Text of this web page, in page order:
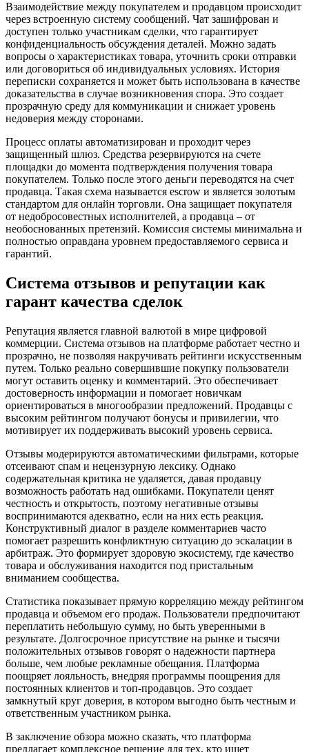
Взаимодействие между покупателем и продавцом происходит
через встроенную систему сообщений. Чат зашифрован и
доступен только участникам сделки, что гарантирует
конфиденциальность обсуждения деталей. Можно задать
вопросы о характеристиках товара, уточнить сроки отправки
или договориться об индивидуальных условиях. История
переписки сохраняется и может быть использована в качестве
доказательства в случае возникновения спора. Это создает
прозрачную среду для коммуникации и снижает уровень
недоверия между сторонами.
Процесс оплаты автоматизирован и проходит через
защищенный шлюз. Средства резервируются на счете
площадки до момента подтверждения получения товара
покупателем. Только после этого деньги переводятся на счет
продавца. Такая схема называется escrow и является золотым
стандартом для онлайн торговли. Она защищает покупателя
от недобросовестных исполнителей, а продавца – от
необоснованных претензий. Комиссия системы минимальна и
полностью оправдана уровнем предоставляемого сервиса и
гарантий.
Система отзывов и репутации как
гарант качества сделок
Репутация является главной валютой в мире цифровой
коммерции. Система отзывов на платформе работает честно и
прозрачно, не позволяя накручивать рейтинги искусственным
путем. Только реально совершившие покупку пользователи
могут оставить оценку и комментарий. Это обеспечивает
достоверность информации и помогает новичкам
ориентироваться в многообразии предложений. Продавцы с
высоким рейтингом получают бонусы и привилегии, что
мотивирует их поддерживать высокий уровень сервиса.
Отзывы модерируются автоматическими фильтрами, которые
отсеивают спам и нецензурную лексику. Однако
содержательная критика не удаляется, давая продавцу
возможность работать над ошибками. Покупатели ценят
честность и открытость, поэтому негативные отзывы
воспринимаются адекватно, если на них есть реакция.
Конструктивный диалог в разделе комментариев часто
помогает разрешить конфликтную ситуацию до эскалации в
арбитраж. Это формирует здоровую экосистему, где качество
товара и обслуживания находится под пристальным
вниманием сообщества.
Статистика показывает прямую корреляцию между рейтингом
продавца и объемом его продаж. Пользователи предпочитают
переплатить небольшую сумму, но быть уверенными в
результате. Долгосрочное присутствие на рынке и тысячи
положительных отзывов говорят о надежности партнера
больше, чем любые рекламные обещания. Платформа
поощряет лояльность, внедряя программы поощрения для
постоянных клиентов и топ-продавцов. Это создает
замкнутый круг доверия, в котором выгодно быть честным и
ответственным участником рынка.
В заключение обзора можно сказать, что платформа
предлагает комплексное решение для тех, кто ищет